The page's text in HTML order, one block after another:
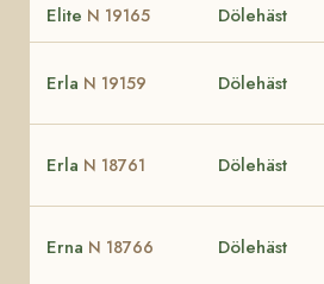
Elite N 19165 Dölehäst
Erla N 19159 Dölehäst
Erla N 18761 Dölehäst
Erna N 18766 Dölehäst